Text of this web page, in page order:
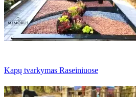
Kapų tvarkymas Raseiniuose